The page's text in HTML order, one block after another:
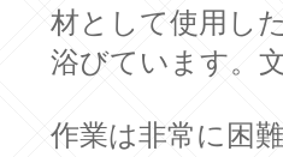
材として使用し
浴びています。
作業は非常に困